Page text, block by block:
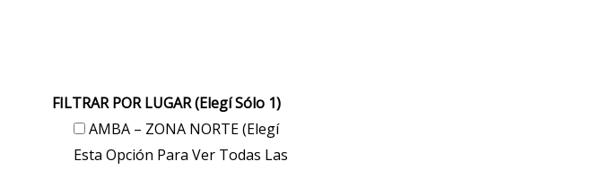
FILTRAR POR LUGAR (elegí Sólo 1)
AMBA – ZONA NORTE (elegí
Esta Opción Para Ver Todas Las